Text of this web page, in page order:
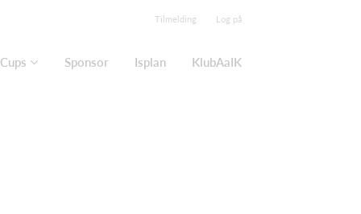
Tilmelding Log på
Sponsor Isplan KlubAaIK